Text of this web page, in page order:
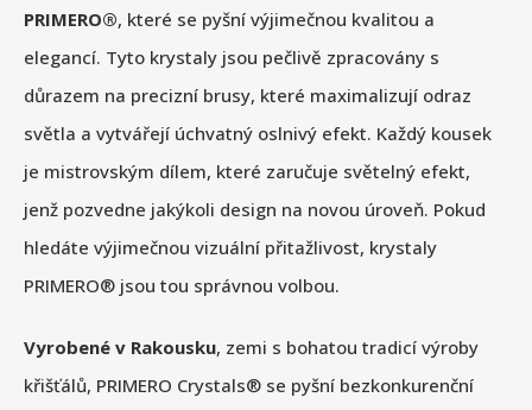
PRIMERO®, které se pyšní výjimečnou kvalitou a
elegancí. Tyto krystaly jsou pečlivě zpracovány s
důrazem na precizní brusy, které maximalizují odraz
světla a vytvářejí úchvatný oslnivý efekt. Každý kousek
je mistrovským dílem, které zaručuje světelný efekt,
jenž pozvedne jakýkoli design na novou úroveň. Pokud
hledáte výjimečnou vizuální přitažlivost, krystaly
PRIMERO® jsou tou správnou volbou.
Vyrobené v Rakousku, zemi s bohatou tradicí výroby
křišťálů, PRIMERO Crystals® se pyšní bezkonkurenční